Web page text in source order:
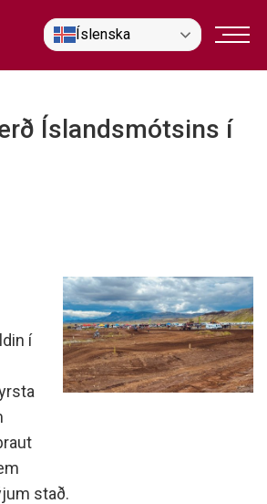
Íslenska
Íslandsmótsins í
í
stað.